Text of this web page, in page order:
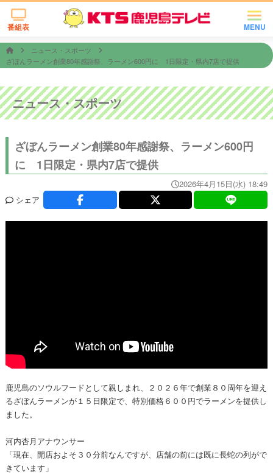
MENU
番組表
ニュース・スポーツ
ざぼんラーメン創業80年感謝祭、ラーメン600円に 1日限定・県内7店で提供
ニュース・スポーツ
ざぼんラーメン創業80年感謝祭、ラーメン600円
に 1日限定・県内7店で提供
2026年4月15日(水) 18:49
シェア
鹿児島のソウルフードとして親しまれ、２０２６年で創業８０周年を迎え
るざぼんラーメンが１５日限定で、特別価格６００円でラーメンを提供し
ました。
河内杏月アナウンサー
「現在、開店およそ３０分前なんですが、店舗の前には既に長蛇の列がで
きています」